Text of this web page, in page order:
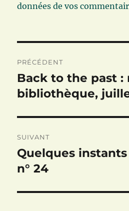
données de vos
de
l’article
PRÉCÉDENT
Publication
précédente :
Back to the past :
bibliothèque,
SUIVANT
Publication
suivante :
Quelques
n° 24